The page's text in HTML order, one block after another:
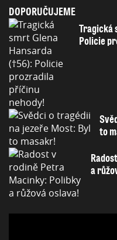
DOPORUČUJEME
Tragická
Policie
to
a